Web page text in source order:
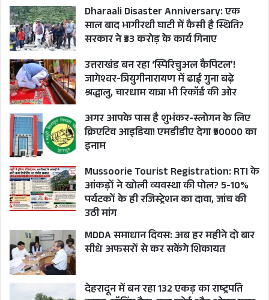
Dharaali Disaster Anniversary: एक
साल बाद भागीरथी घाटी में कैसी है स्थिति?
सरकार ने ₹33 करोड़ के कार्य गिनाए
उत्तराखंड बन रहा ‘स्पिरिचुअल कैपिटल’!
जागेश्वर-त्रियुगीनारायण में ढाई गुना बढ़े
श्रद्धालु, चारधाम यात्रा भी रिकॉर्ड की ओर
अगर आपके पास है शुभंकर-स्लोगन के लिए
क्रिएटिव आइडिया! एमडीडीए देगा ₹50000 का
इनाम
Mussoorie Tourist Registration: RTI के
आंकड़ों ने खोली व्यवस्था की पोल? 5-10%
पर्यटकों के ही रजिस्ट्रेशन का दावा, जांच की
उठी मांग
MDDA समाधान दिवस: अब हर महीने दो बार
सीधे अफसरों से कर सकेंगे शिकायत
देहरादून में बन रहा 132 एकड़ का राष्ट्रपति